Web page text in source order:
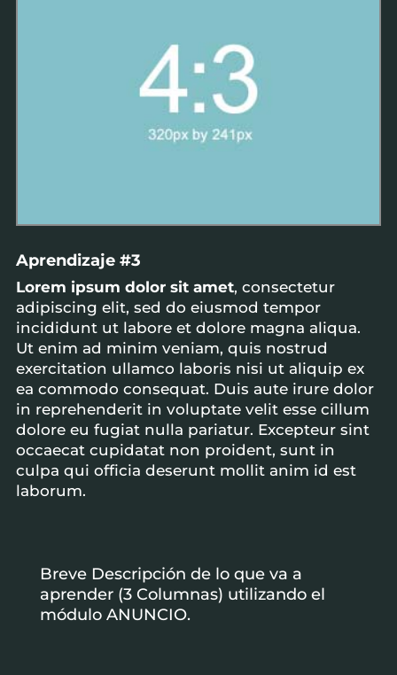
Aprendizaje #3
Lorem ipsum dolor sit amet, consectetur
adipiscing elit, sed do eiusmod tempor
incididunt ut labore et dolore magna aliqua.
Ut enim ad minim veniam, quis nostrud
exercitation ullamco laboris nisi ut aliquip ex
ea commodo consequat. Duis aute irure dolor
in reprehenderit in voluptate velit esse cillum
dolore eu fugiat nulla pariatur. Excepteur sint
occaecat cupidatat non proident, sunt in
culpa qui officia deserunt mollit anim id est
laborum.
Breve Descripción de lo que va a
aprender (3 Columnas) utilizando el
módulo ANUNCIO.